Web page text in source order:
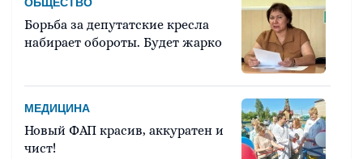
ОБЩЕСТВО
Борьба за депутатские кресла
набирает обороты. Будет жарко
МЕДИЦИНА
Новый ФАП красив, аккуратен и
чист!